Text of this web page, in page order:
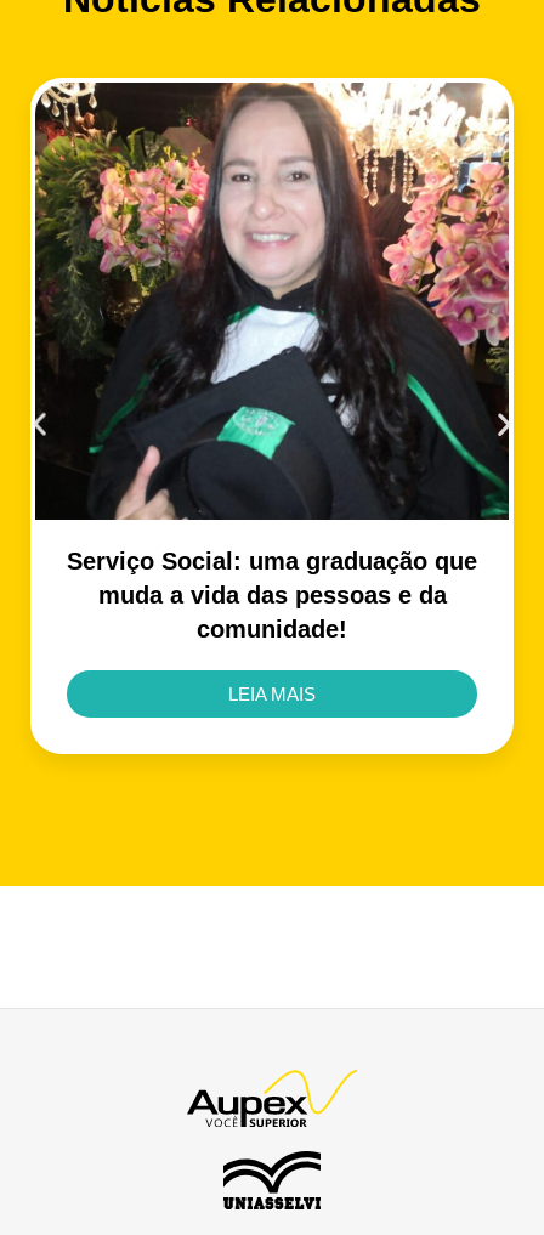
Serviço Social: uma graduação que
muda a vida das pessoas e da
comunidade!
LEIA MAIS